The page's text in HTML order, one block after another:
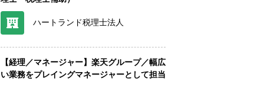
ハートランド税理士法人
【経理／マネージャー】楽天グループ／幅広
い業務をプレイングマネージャーとして担当